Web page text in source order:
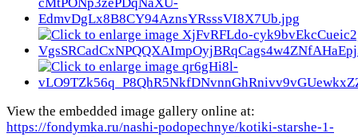
View the embedded image gallery online at:
https://fondymka.ru/nashi-podopechnye/kotiki-starshe-1-